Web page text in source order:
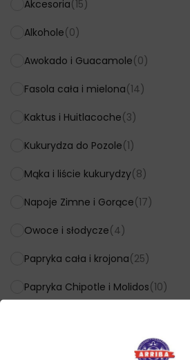
Akcesoria(15)
Alkohole(0)
Awokado i Guacamole(0)
Fasola cała i mielona(14)
Kaktus i Huitlacoche(3)
Kukurydza do Pozole(1)
Mąka i liście kukurydzy(8)
Napoje Zimne i Gorące(17)
Owoce i słodycze(4)
Papryka cała i krojona(25)
Papryka Chipotle i Molidos(10)